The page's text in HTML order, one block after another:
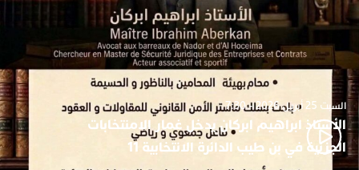
السبت 25 أبريل 2026 - 7:30
الأستاذ ابراهيم ابركان يدخل غمار الامنتخابات
الجزئية في بن طيب الدائرة الانتخابية 11